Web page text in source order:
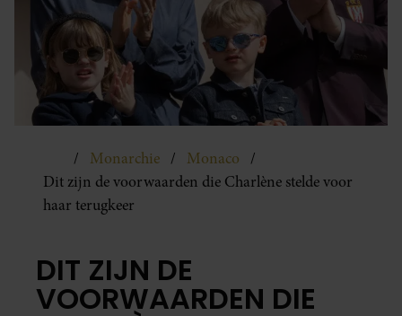
Monarchie
Monaco
Dit zijn de voorwaarden die Charlène stelde voor
haar terugkeer
DIT ZIJN DE
VOORWAARDEN DIE